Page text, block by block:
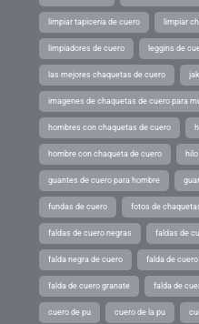
limpiar tapiceria de cuero limpiar
limpiadores de cuero leggins de
las mejores chaquetas de cuero
imagenes de chaquetas de cuero para
hombres con chaquetas de cuero
hombre con chaqueta de cuero
guantes de cuero para hombre
fundas de cuero fotos de
faldas de cuero negras faldas de
falda negra de cuero falda de cuero
falda de cuero granate falda de
cuero de pu cuero de la pu